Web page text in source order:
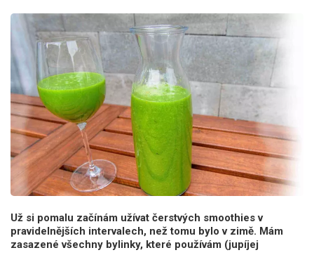
Už si pomalu začínám užívat čerstvých smoothies v
pravidelnějších intervalech, než tomu bylo v zimě. Mám
zasazené všechny bylinky, které používám (jupíjej